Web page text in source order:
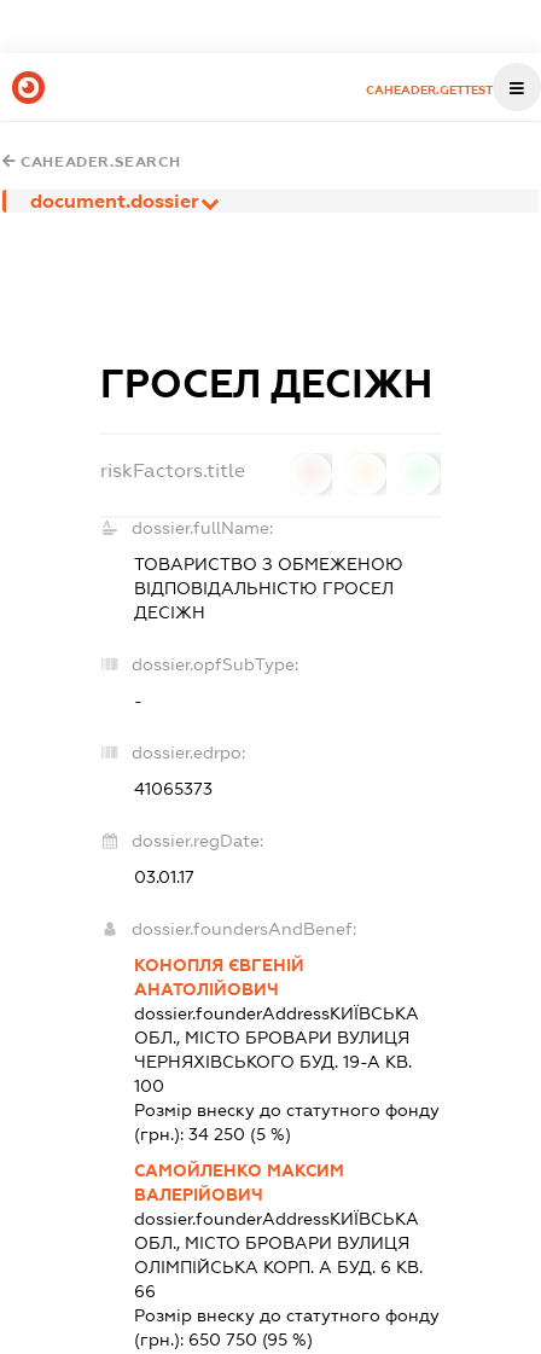
CAHEADER.GETTEST
CAHEADER.SEARCH
document.dossier
ГРОСЕЛ ДЕСІЖН
riskFactors.title
dossier.fullName:
ТОВАРИСТВО З ОБМЕЖЕНОЮ
ВІДПОВІДАЛЬНІСТЮ ГРОСЕЛ
ДЕСІЖН
dossier.opfSubType:
-
dossier.edrpo:
41065373
dossier.regDate:
03.01.17
dossier.foundersAndBenef:
КОНОПЛЯ ЄВГЕНІЙ
АНАТОЛІЙОВИЧ
dossier.founderAddressКИЇВСЬКА
ОБЛ., МІСТО БРОВАРИ ВУЛИЦЯ
ЧЕРНЯХІВСЬКОГО БУД. 19-А КВ.
100
Розмір внеску до статутного фонду
(грн.): 34 250 (5 %)
САМОЙЛЕНКО МАКСИМ
ВАЛЕРІЙОВИЧ
dossier.founderAddressКИЇВСЬКА
ОБЛ., МІСТО БРОВАРИ ВУЛИЦЯ
ОЛІМПІЙСЬКА КОРП. А БУД. 6 КВ.
66
Розмір внеску до статутного фонду
(грн.): 650 750 (95 %)